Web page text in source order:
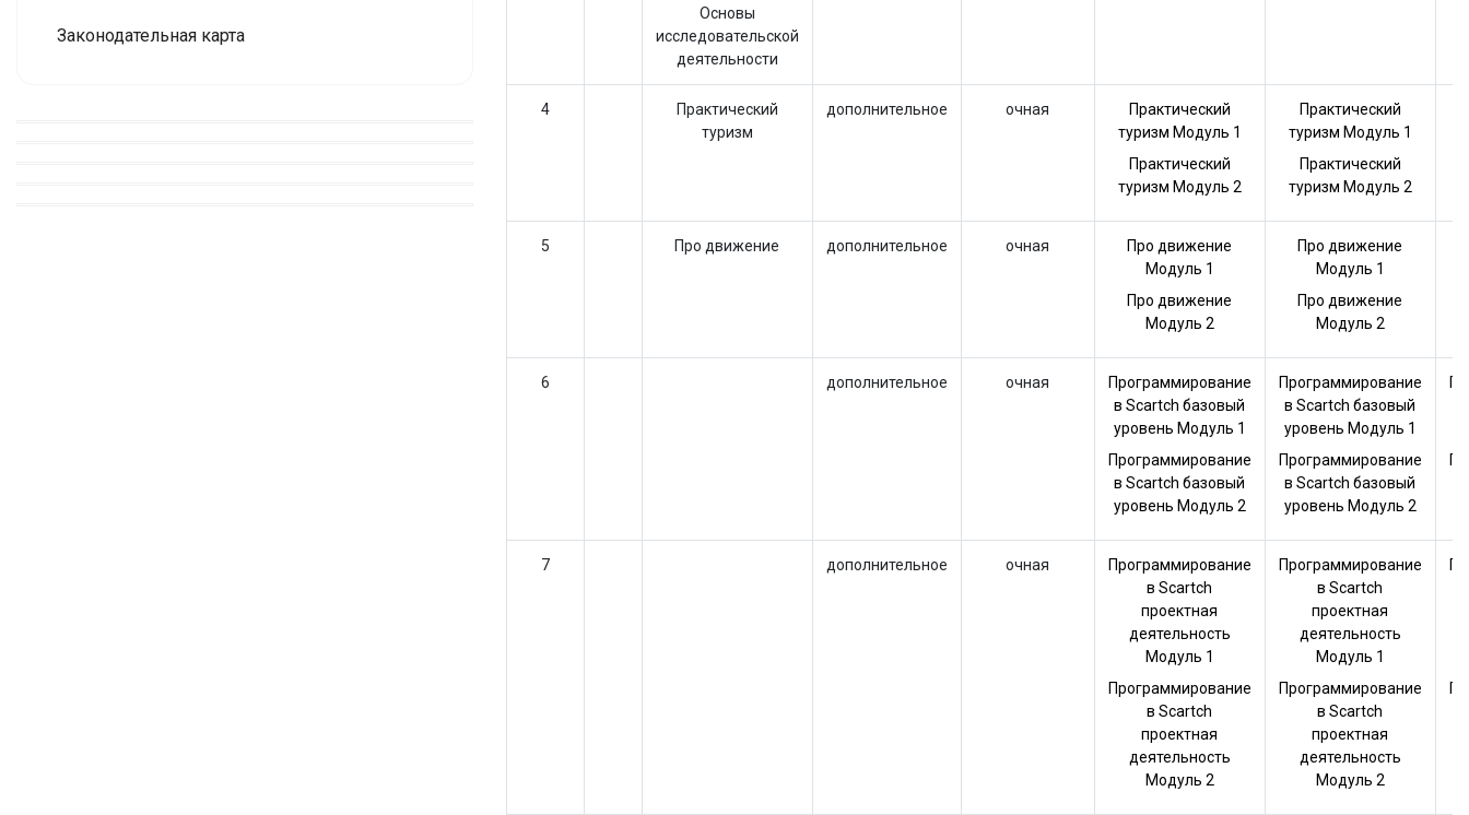
Законодательная карта
Основы
исследовательской
деятельности
4
Практический
туризм
дополнительное очная
Практический
туризм Модуль 1
Практический
туризм Модуль 2
Практический
туризм Модуль 1
Практический
туризм Модуль 2
5 Про движение дополнительное очная
Про движение
Модуль 1
Про движение
Модуль 2
Про движение
Модуль 1
Про движение
Модуль 2
6 дополнительное очная
Программирование
в Scartch базовый
уровень Модуль 1
Программирование
в Scartch базовый
уровень Модуль 2
Программирование
в Scartch базовый
уровень Модуль 1
Программирование
в Scartch базовый
уровень Модуль 2
7 дополнительное очная
Программирование
в Scartch
проектная
деятельность
Модуль 1
Программирование
в Scartch
проектная
деятельность
Модуль 2
Программирование
в Scartch
проектная
деятельность
Модуль 1
Программирование
в Scartch
проектная
деятельность
Модуль 2